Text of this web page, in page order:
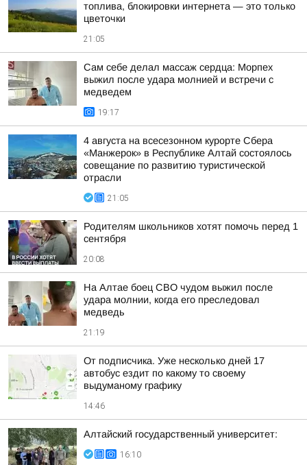
топлива, блокировки интернета — это только
цветочки
21:05
Сам себе делал массаж сердца: Морпех
выжил после удара молнией и встречи с
медведем
19:17
4 августа на всесезонном курорте Сбера
«Манжерок» в Республике Алтай состоялось
совещание по развитию туристической
отрасли
21:05
Родителям школьников хотят помочь перед 1
сентября
20:08
На Алтае боец СВО чудом выжил после
удара молнии, когда его преследовал
медведь
21:19
От подписчика. Уже несколько дней 17
автобус ездит по какому то своему
выдуманому графику
14:46
Алтайский государственный университет:
16:10